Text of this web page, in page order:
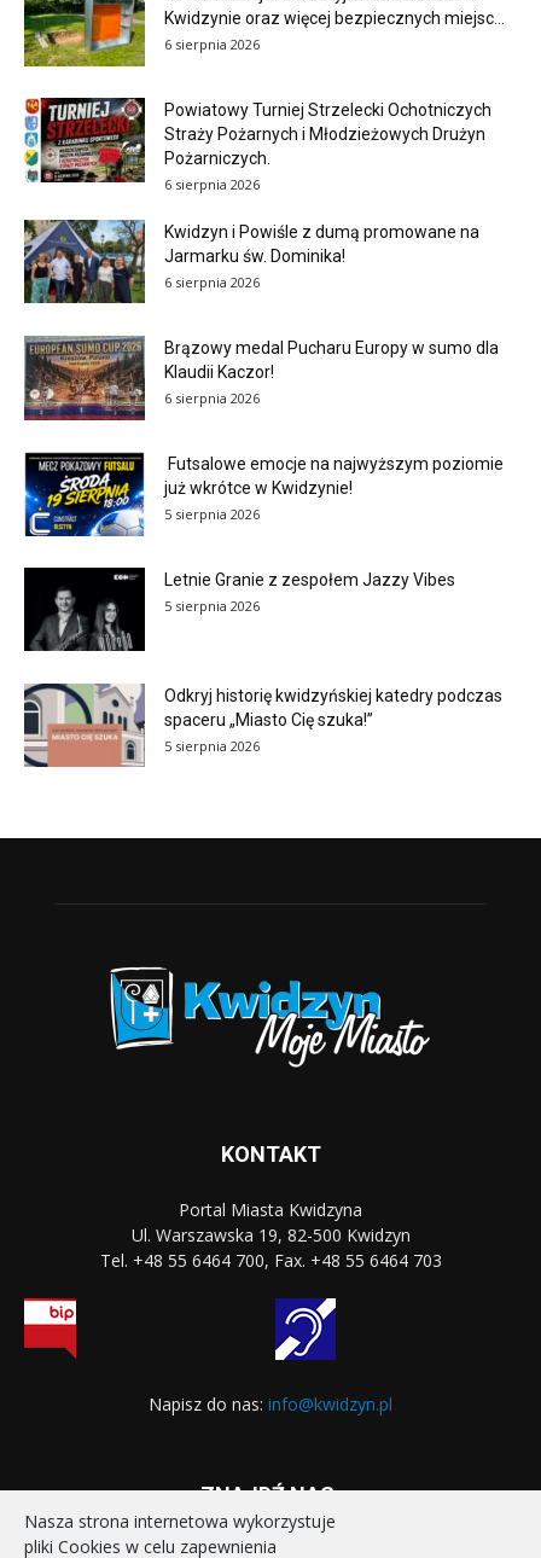
Kwidzynie oraz więcej bezpiecznych miejsc...
6 sierpnia 2026
Powiatowy Turniej Strzelecki Ochotniczych
Straży Pożarnych i Młodzieżowych Drużyn
Pożarniczych.
6 sierpnia 2026
Kwidzyn i Powiśle z dumą promowane na
Jarmarku św. Dominika!
6 sierpnia 2026
Brązowy medal Pucharu Europy w sumo dla
Klaudii Kaczor!
6 sierpnia 2026
Futsalowe emocje na najwyższym poziomie
już wkrótce w Kwidzynie!
5 sierpnia 2026
Letnie Granie z zespołem Jazzy Vibes
5 sierpnia 2026
Odkryj historię kwidzyńskiej katedry podczas
spaceru „Miasto Cię szuka!”
5 sierpnia 2026
KONTAKT
Portal Miasta Kwidzyna
Ul. Warszawska 19, 82-500 Kwidzyn
Tel. +48 55 6464 700, Fax. +48 55 6464 703
Napisz do nas: info@kwidzyn.pl
ZNAJDŹ NAS:
Nasza strona internetowa wykorzystuje
pliki Cookies w celu zapewnienia